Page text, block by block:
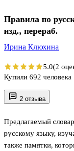
2 отзыва
Предлагаемый
русскому языку,
также памятки,
Правила по
изд., перераб.
Ирина Клюхина
5.0(2
Купили 692 человека